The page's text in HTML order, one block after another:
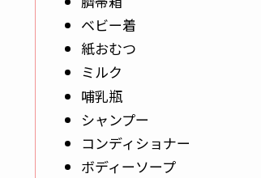
ベビー着
紙おむつ
ミルク
哺乳瓶
シャンプー
コンディショナー
ボディーソープ